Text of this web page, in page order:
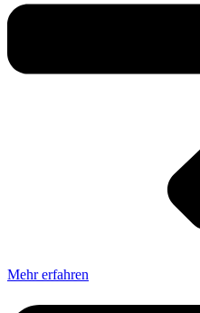
Mehr erfahren